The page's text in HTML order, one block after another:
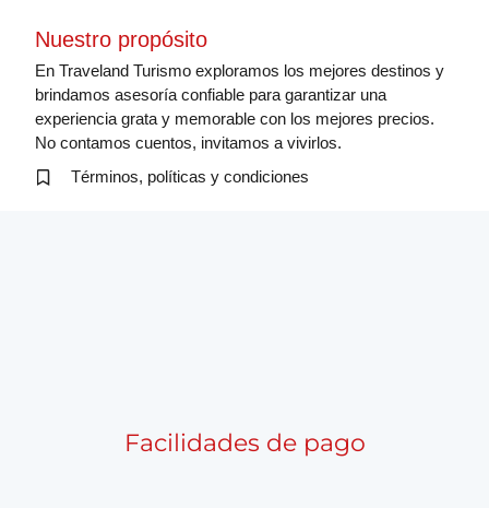
Nuestro propósito
En Traveland Turismo exploramos los mejores destinos y
brindamos asesoría confiable para garantizar una
experiencia grata y memorable con los mejores precios.
No contamos cuentos, invitamos a vivirlos.
Términos, políticas y condiciones
Facilidades de pago